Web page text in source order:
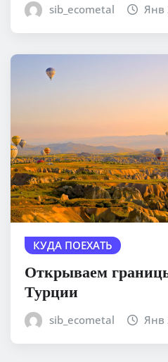
sib_ecometal Янв
КУДА ПОЕХАТЬ
Открываем
Турции
sib_ecometal Янв